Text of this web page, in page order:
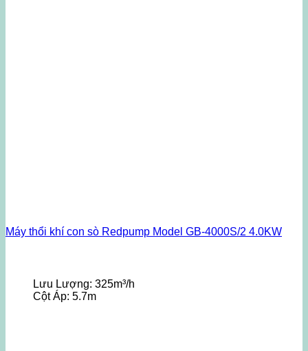
Máy thổi khí con sò Redpump Model GB-4000S/2 4.0KW
Lưu Lượng: 325m³/h
Cột Áp: 5.7m